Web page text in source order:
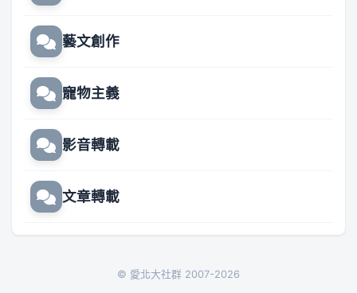
藝文創作
寵物主義
影音轉載
文章轉載
© 愛北大社群 2007-2026